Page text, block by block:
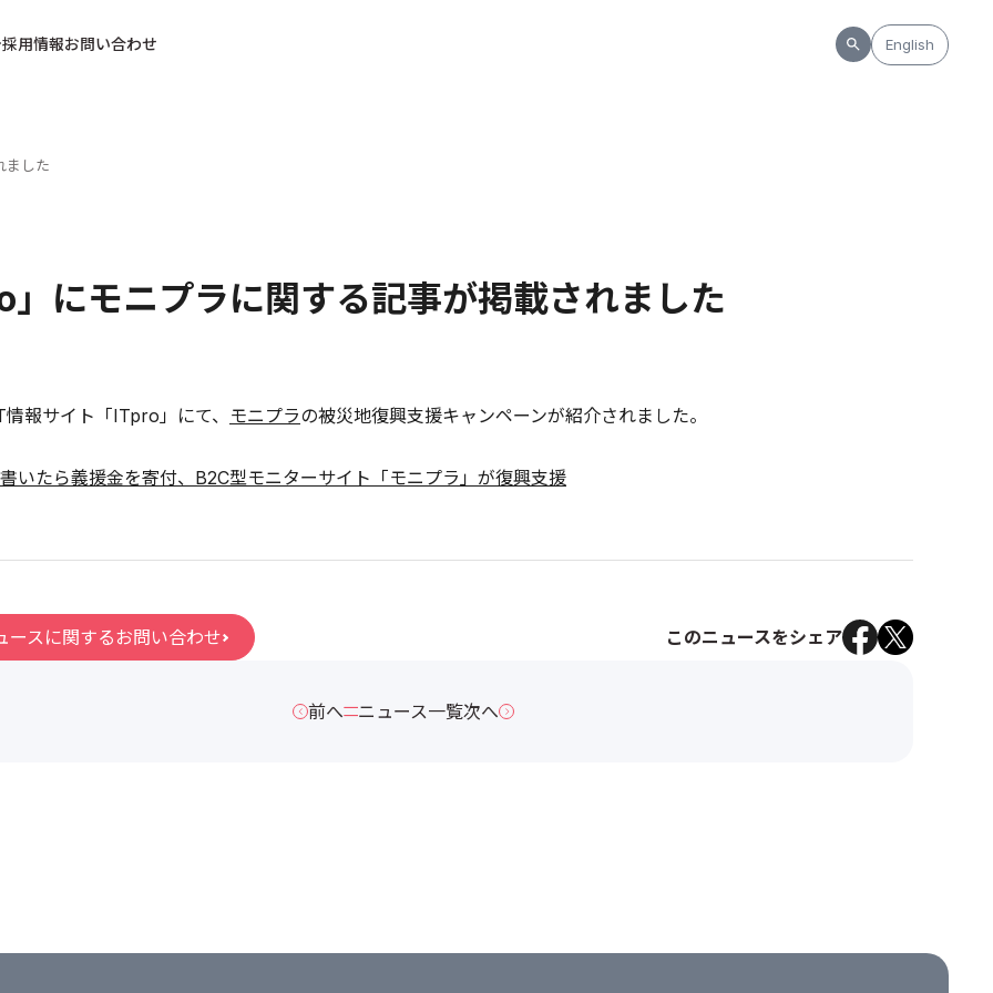
採用情報お問い合わせ English
ました
」にモニプラに関する記事が掲載されました
報サイト「ITpro」にて、 モニプラの被災地復興支援キャンペーンが紹介されました。
いたら義援金を寄付、B2C型モニターサイト「モニプラ」が復興支援
ースに関するお問い合わせ このニュースをシェア
前へ ニュース一覧次へ